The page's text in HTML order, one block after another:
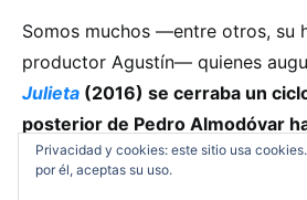
Somos muchos —entre otros, su
productor Agustín— quienes
Julieta (2016) se cerraba un
posterior de Pedro Almodóvar
distinto.Ese título era el número
largometrajes y culminaba treinta
Privacidad y cookies: este sitio usa
por él, aceptas su uso.